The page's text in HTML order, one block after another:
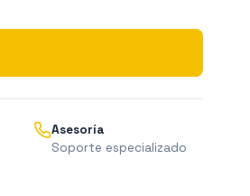
Asesoría
Soporte especializado